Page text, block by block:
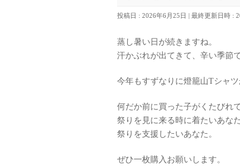
投稿日 : 2026年6月25日 最終更新日時 :
蒸し暑い日が続きますね。
汗かぶれが出てきて、辛い季節で
今年もすずなりに燈籠山Tシャ
何だか前に買った子がくたびれ
祭りを見に来る時に着たいあなた
祭りを支援したいあなた。
ぜひ一枚購入お願いします。